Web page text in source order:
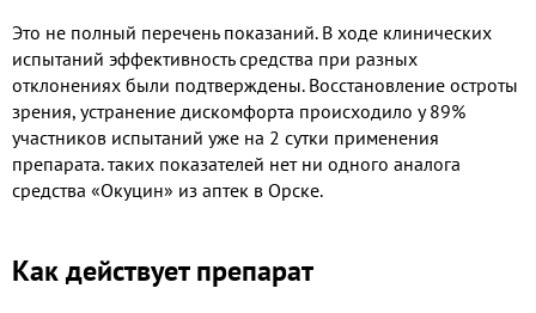
Это не полный перечень показаний. В ходе клинических
испытаний эффективность средства при разных
отклонениях были подтверждены. Восстановление остроты
зрения, устранение дискомфорта происходило у 89%
участников испытаний уже на 2 сутки применения
препарата. таких показателей нет ни одного аналога
средства «Окуцин» из аптек в Орске.
Как действует препарат